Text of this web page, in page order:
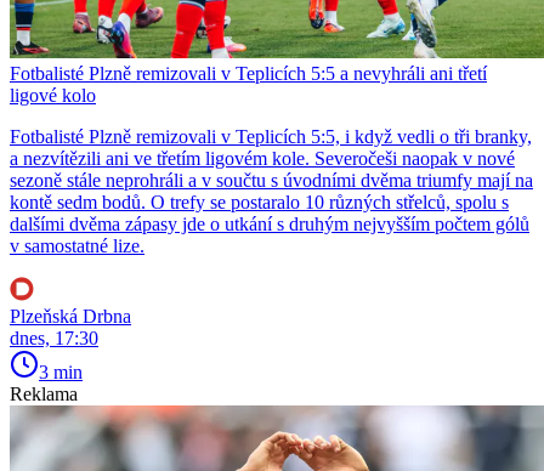
Fotbalisté Plzně remizovali v Teplicích 5:5 a nevyhráli ani třetí
ligové kolo
Fotbalisté Plzně remizovali v Teplicích 5:5, i když vedli o tři branky,
a nezvítězili ani ve třetím ligovém kole. Severočeši naopak v nové
sezoně stále neprohráli a v součtu s úvodními dvěma triumfy mají na
kontě sedm bodů. O trefy se postaralo 10 různých střelců, spolu s
dalšími dvěma zápasy jde o utkání s druhým nejvyšším počtem gólů
v samostatné lize.
Plzeňská Drbna
dnes, 17:30
3 min
Reklama